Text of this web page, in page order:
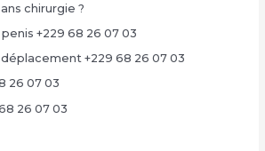
chirurgie ?
+229 68 26 07 03
+229 68 26 07 03
26 07 03
26 07 03